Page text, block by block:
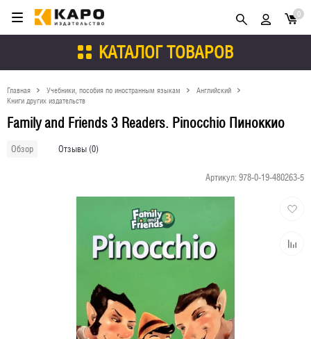
КАТАЛОГ ТОВАРОВ
0
Главная Учебники, пособия по иностранным языкам
Английский
Книги других издательств
Family and Friends 3 Readers. Pinocchio Пиноккио
Обзор Отзывы (0)
Артикул: 978-0-19-480263-5